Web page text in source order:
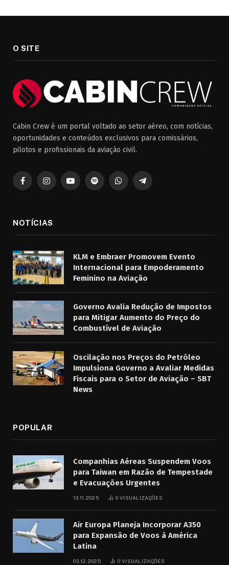
O SITE
Cabin Crew é um portal voltado ao setor aéreo, com notícias,
oportunidades e conteúdos exclusivos para comissários,
pilotos e profissionais da aviação civil.
FacebookInstagramYouTubeSpotifyWhatsAppTelegrama
NOTÍCIAS
KLM e Embraer Promovem Evento
Internacional para Empoderamento
Feminino na Aviação
Governo Avalia Redução de Impostos
para Mitigar Aumento do Preço do
Combustível de Aviação
Oscilação nos Preços do Petróleo
Impulsiona Governo a Avaliar Medidas
Fiscais para o Setor de Aviação – SBT
News
POPULAR
Companhias Aéreas Suspendem Voos
para Taiwan em Razão de Tempestade
e Evacuações Urgentes
13.11.2025 0 VISUALIZAÇÕES
Air Europa Planeja Incorporar A350
para Expansão de Voos à América
Latina
03.12.2025 0 VISUALIZAÇÕES